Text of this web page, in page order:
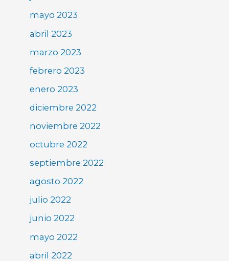
mayo 2023
abril 2023
marzo 2023
febrero 2023
enero 2023
diciembre 2022
noviembre 2022
octubre 2022
septiembre 2022
agosto 2022
julio 2022
junio 2022
mayo 2022
abril 2022